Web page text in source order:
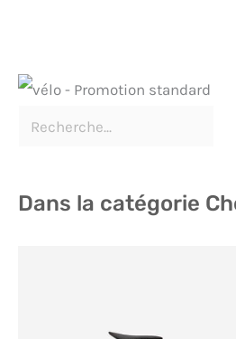
Dans la catégorie